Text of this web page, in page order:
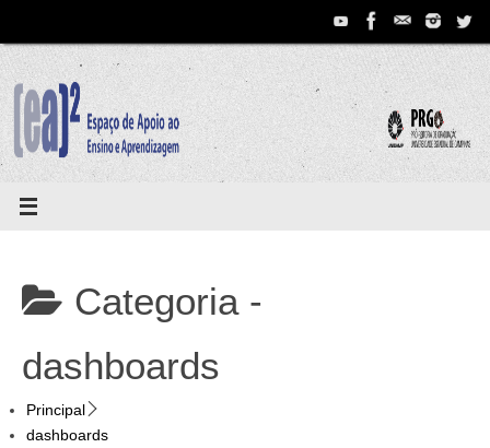
conteúdo
Categoria -
dashboards
Principal
dashboards